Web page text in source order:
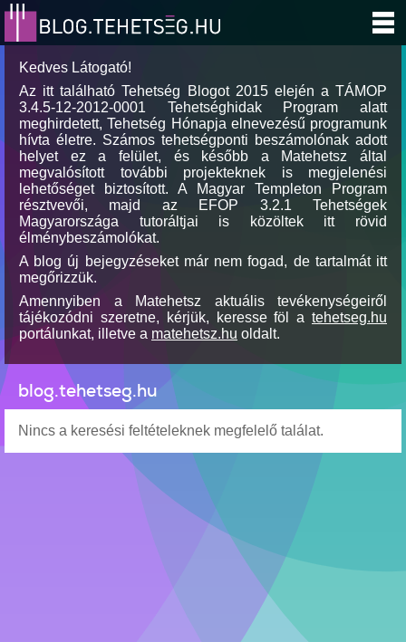
Kedves Látogató!
Az itt található Tehetség Blogot 2015 elején a TÁMOP
3.4.5-12-2012-0001 Tehetséghidak Program alatt
meghirdetett, Tehetség Hónapja elnevezésű programunk
hívta életre. Számos tehetségponti beszámolónak adott
helyet ez a felület, és később a Matehetsz által
megvalósított további projekteknek is megjelenési
lehetőséget biztosított. A Magyar Templeton Program
résztvevői, majd az EFOP 3.2.1 Tehetségek
Magyarországa tutoráltjai is közöltek itt rövid
élménybeszámolókat.
A blog új bejegyzéseket már nem fogad, de tartalmát itt
megőrizzük.
Amennyiben a Matehetsz aktuális tevékenységeiről
tájékozódni szeretne, kérjük, keresse föl a tehetseg.hu
portálunkat, illetve a matehetsz.hu oldalt.
blog.tehetseg.hu
Nincs a keresési feltételeknek megfelelő találat.